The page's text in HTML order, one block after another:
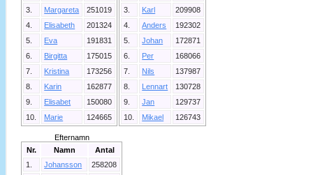
3.
Margareta
251019
4.
Elisabeth
201324
5.
Eva
191831
6.
Birgitta
175015
7.
Kristina
173256
8.
Karin
162877
9.
Elisabet
150080
10.
Marie 124665
3.
Karl
209908
4.
Anders
192302
5.
Johan
172871
6.
Per
168066
7.
Nils
137987
8.
Lennart
130728
9.
Jan
129737
10.
Mikael 126743
Efternamn
Nr.
Namn
Antal
1.
Johansson
258208